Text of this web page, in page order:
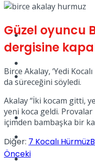
Kadınca
Sinema
Tatil
Spor
Güzel oyuncu
dergisine
Birce Akalay, ‘Yedi
da süreceğini söyledi.
Akalay “İki kocam gitti,
yeni koca geldi. Provalar
içimden bambaşka bir
Diğer: 7 Kocalı Hürmüz
Önceki